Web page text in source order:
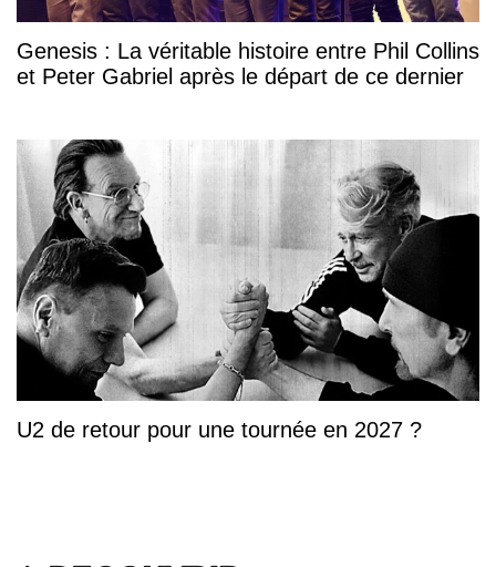
Genesis : La véritable histoire entre Phil Collins
et Peter Gabriel après le départ de ce dernier
U2 de retour pour une tournée en 2027 ?